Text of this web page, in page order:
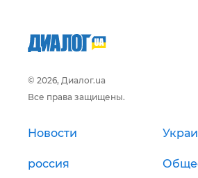
© 2026, Диалог.ua
Все права защищены.
Новости
россия